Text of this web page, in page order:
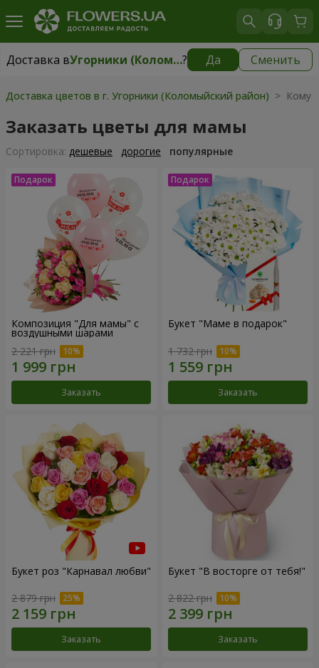
Доставка в Угорники (Коломыйский район)? Да Сменить
Доставка вУгорники (Коломыйский район)|бесплатно
Доставка цветов в г. Угорники (Коломыйский район) > Кому
Заказать цветы для мамы
Cортировка: дешевые дорогие популярные
Композиция "Для мамы" с
воздушными шарами
2 221 грн
Заказать
Букет "Маме в подарок"
1 732 грн
Заказать
Букет роз "Карнавал любви"
2 879 грн
Заказать
Букет "В восторге от тебя!"
2 822 грн
Заказать